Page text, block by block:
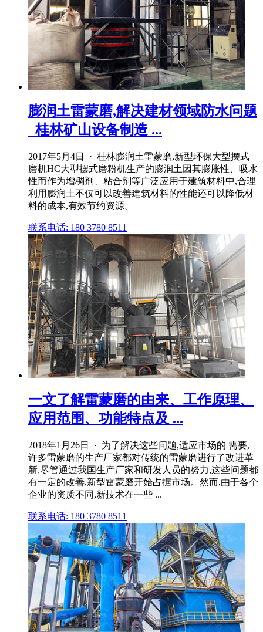
膨润土雷蒙磨,解决建材领域防水问题
_桂林矿山设备制造 ...
2017年5月4日 · 桂林膨润土雷蒙磨,新型环保大型摆式
磨机HC大型摆式磨粉机生产的膨润土因其膨胀性、吸水
性而作为增稠剂、粘合剂等广泛应用于建筑材料中,合理
利用膨润土不仅可以改善建筑材料的性能还可以降低材
料的成本,有效节约资源。
联系电话: 180 3780 8511
一文了解雷蒙磨的由来、工作原理、
应用范围、功能特点及 ...
2018年1月26日 · 为了解决这些问题,适应市场的 需要,
许多雷蒙磨的生产厂家都对传统的雷蒙磨进行了改进革
新,尽管通过我国生产厂家和研发人员的努力,这些问题都
有一定的改善,新型雷蒙磨开始占据市场。然而,由于各个
企业的资质不同,新技术在一些 ...
联系电话: 180 3780 8511